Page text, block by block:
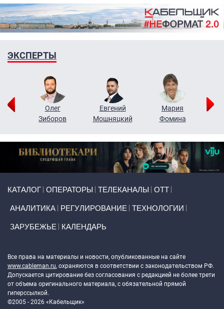
ЭКСПЕРТЫ
Олег
Зиборов
Евгений
Мошняцкий
Мария
Фомина
КАТАЛОГ ОПЕРАТОРЫ ТЕЛЕКАНАЛЫ ОТТ
АНАЛИТИКА РЕГУЛИРОВАНИЕ ТЕХНОЛОГИИ
ЗАРУБЕЖЬЕ КАЛЕНДАРЬ
Все права на материалы и новости, опубликованные на сайте
www.cableman.ru, охраняются в соответствии с законодательством РФ.
Допускается цитирование без согласования с редакцией не более трети
от объема оригинального материала, с обязательной прямой
гиперссылкой.
©2005 - 2026 «Кабельщик»